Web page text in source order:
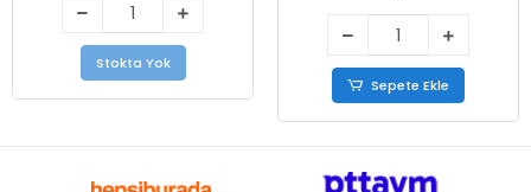
Stokta Yok
Sepete Ekle